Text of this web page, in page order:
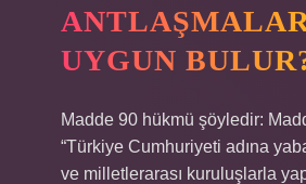
UYGUN
Madde 90 hükmü şöyledir:
“Türkiye Cumhuriyeti adına
ve milletlerarası kuruluşlarla